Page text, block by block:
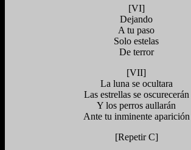
[VI]
Dejando
A tu paso
Solo estelas
De terror
[VII]
La luna se ocultara
Las estrellas se oscurecerán
Y los perros aullarán
Ante tu inminente aparición
[Repetir C]